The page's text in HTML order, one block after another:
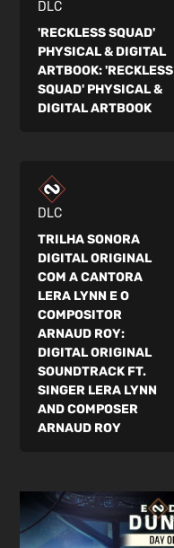
DLC
'RECKLESS SQUAD'
PHYSICAL & DIGITAL
ARTBOOK:'RECKLESS
SQUAD' PHYSICAL &
DIGITAL ARTBOOK
DLC
TRILHA SONORA
DIGITAL ORIGINAL
COM A CANTORA
LERA LYNN E O
COMPOSITOR
ARNAUD ROY:
DIGITAL ORIGINAL
SOUNDTRACK FT.
SINGER LERA LYNN
AND COMPOSER
ARNAUD ROY